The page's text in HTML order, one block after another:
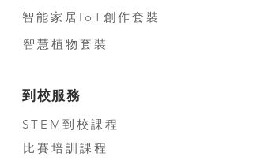
智能家居IoT創作套裝
智慧植物套裝
到校服務
STEM到校課程
比賽培訓課程